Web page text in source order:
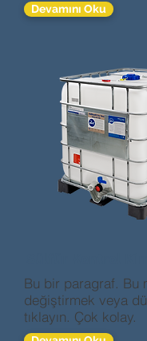
Bu bir paragraf. Bu
değiştirmek veya
tıklayın. Çok kolay.
Devamını Oku